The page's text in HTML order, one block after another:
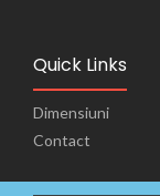
Quick Links
Dimensiuni
Contact